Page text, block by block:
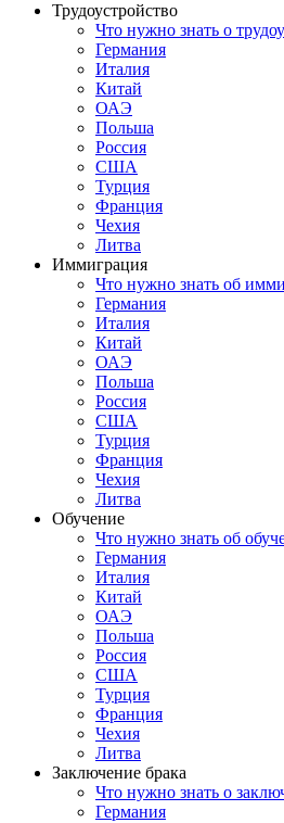
Трудоустройство
Что нужно знать о
Германия
Италия
Китай
ОАЭ
Польша
Россия
США
Турция
Франция
Чехия
Литва
Иммиграция
Что нужно знать об
Германия
Италия
Китай
ОАЭ
Польша
Россия
США
Турция
Франция
Чехия
Литва
Обучение
Что нужно знать об
Германия
Италия
Китай
ОАЭ
Польша
Россия
США
Турция
Франция
Чехия
Литва
Заключение брака
Что нужно знать о
Германия